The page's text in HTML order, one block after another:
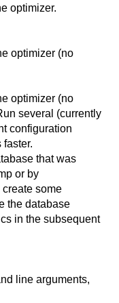
optimizer.
optimizer (no
optimizer (no
several (currently
configuration
that was
or by
some
the database
in the subsequent
line arguments,